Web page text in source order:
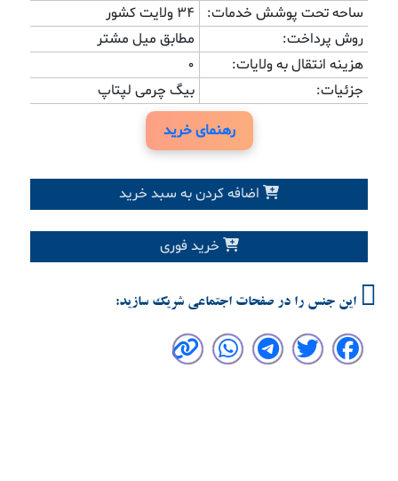
ساحه تحت پوشش خدمات:
۳۴ ولایت کشور
روش پرداخت:
مطابق میل مشتر
هزینه انتقال به ولایات:
0
جزئیات:
بیگ چرمی لپتاپ
رهنمای خرید
اضافه کردن به سبد خرید
خرید فوری
این جنس را در صفحات اجتماعی شریک سازید: